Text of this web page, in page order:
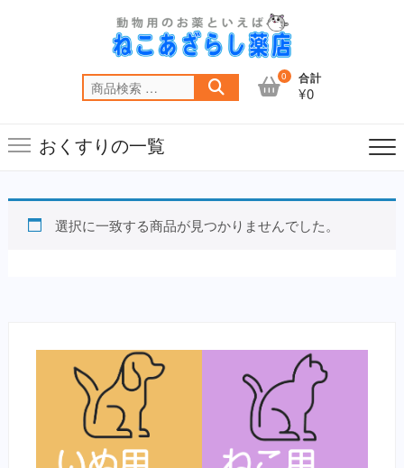
索
0 合計
¥0
おくすりの一覧
選択に一致する商品が見つかりませんでした。